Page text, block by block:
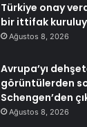
Türkiye onay
bir ittifak
Ağustos 8, 2026
Avrupa’yı
görüntülerden
Schengen’den
Ağustos 8, 2026